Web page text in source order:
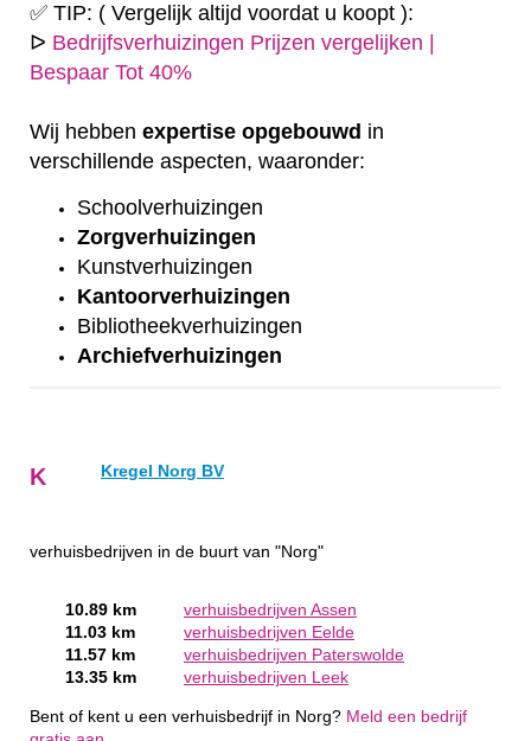
✅ TIP: ( Vergelijk altijd voordat u koopt ):
ᐅ Bedrijfsverhuizingen Prijzen vergelijken |
Bespaar Tot 40%
Wij hebben expertise opgebouwd in
verschillende aspecten, waaronder:
Schoolverhuizingen
Zorgverhuizingen
Kunstverhuizingen
Kantoorverhuizingen
Bibliotheekverhuizingen
Archiefverhuizingen
K Kregel Norg BV
verhuisbedrijven in de buurt van "Norg"
10.89 km
verhuisbedrijven Assen
11.03 km
verhuisbedrijven Eelde
11.57 km
verhuisbedrijven Paterswolde
13.35 km
verhuisbedrijven Leek
Bent of kent u een verhuisbedrijf in Norg? Meld een bedrijf